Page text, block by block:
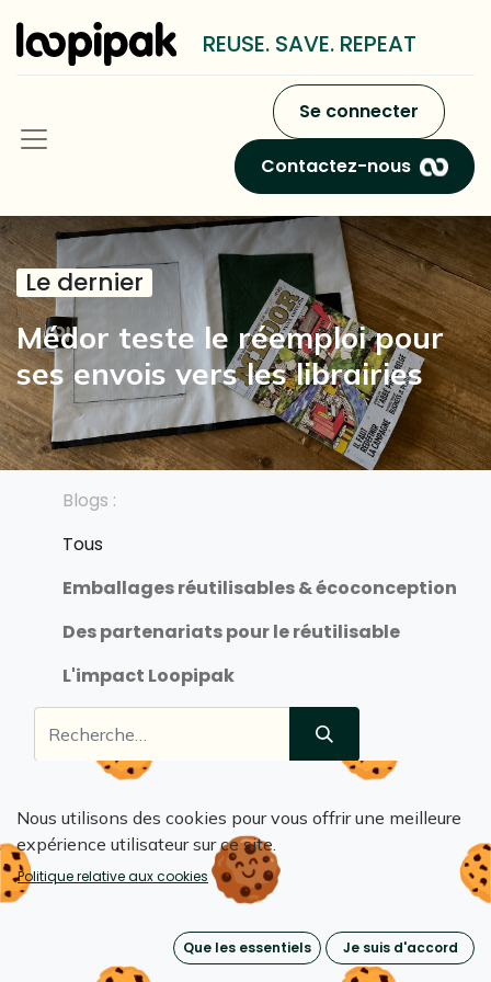
REUSE. SAVE. REPEAT
Se connecter
Contactez-nous
Le dernier
Médor teste le réemploi pour
ses envois vers les librairies
Blogs :
Tous
Emballages réutilisables & écoconception
Des partenariats pour le réutilisable
L'impact Loopipak
Loopipak
Nous utilisons des cookies pour vous offrir une meilleure
expérience utilisateur sur ce site.
Politique relative aux cookies
Que les essentiels Je suis d'accord